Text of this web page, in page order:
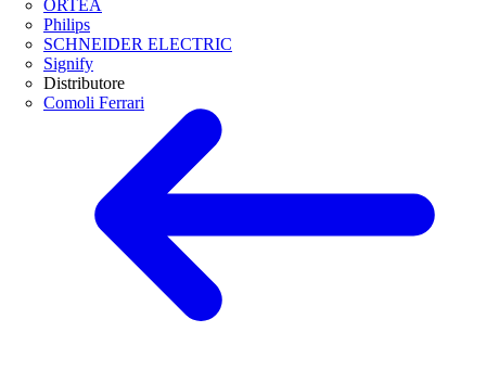
ORTEA
Philips
SCHNEIDER ELECTRIC
Signify
Distributore
Comoli Ferrari